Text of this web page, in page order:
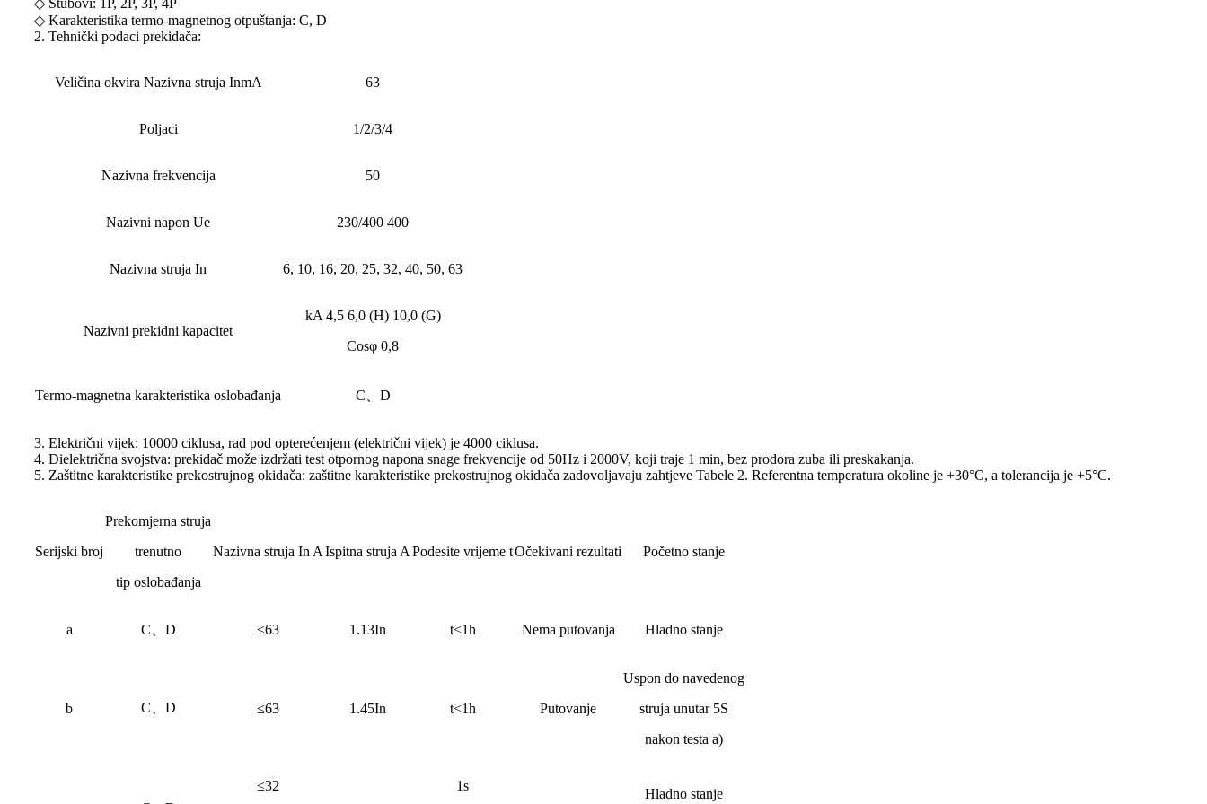
◇ Stubovi: 1P, 2P, 3P, 4P
◇ Karakteristika termo-magnetnog otpuštanja: C, D
2. Tehnički podaci prekidača:
Veličina okvira Nazivna struja InmA 63
Poljaci 1/2/3/4
Nazivna frekvencija 50
Nazivni napon Ue 230/400 400
Nazivna struja In 6, 10, 16, 20, 25, 32, 40, 50, 63
Nazivni prekidni kapacitet
kA 4,5 6,0 (H) 10,0 (G)
Cosφ 0,8
Termo-magnetna karakteristika oslobađanja C、D
3. Električni vijek: 10000 ciklusa, rad pod opterećenjem (električni vijek) je 4000 ciklusa.
4. Dielektrična svojstva: prekidač može izdržati test otpornog napona snage frekvencije od 50Hz i 2000V, koji traje 1 min, bez prodora zuba ili preskakanja.
5. Zaštitne karakteristike prekostrujnog okidača: zaštitne karakteristike prekostrujnog okidača zadovoljavaju zahtjeve Tabele 2. Referentna temperatura okoline je +30°C, a tolerancija je +5°C.
Serijski broj
Prekomjerna struja
trenutno
tip oslobađanja
Nazivna struja In A Ispitna struja A Podesite vrijeme tOčekivani rezultati Početno stanje
a C、D ≤63 1.13In t≤1h Nema putovanja Hladno stanje
b C、D ≤63 1.45In t<1h Putovanje
Uspon do navedenog
struja unutar 5S
nakon testa a)
≤32
1s
Hladno stanje